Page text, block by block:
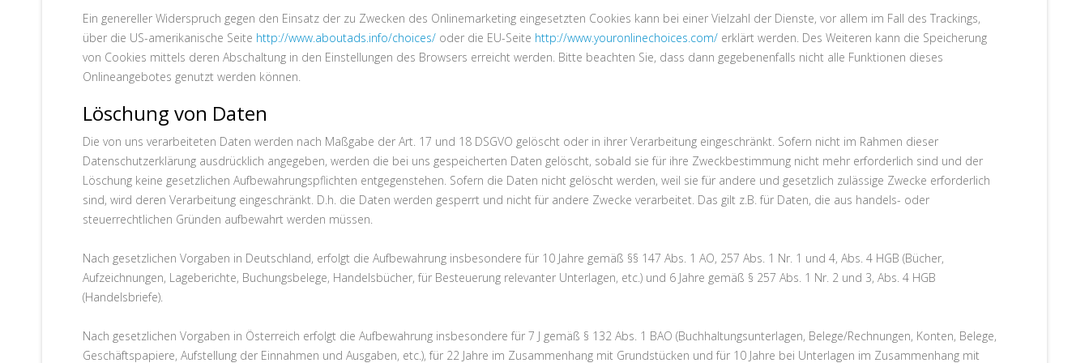
Ein genereller Widerspruch gegen den Einsatz der zu Zwecken des Onlinemarketing eingesetzten Cookies kann bei einer Vielzahl der Dienste, vor allem im Fall des Trackings,
über die US-amerikanische Seite http://www.aboutads.info/choices/ oder die EU-Seite http://www.youronlinechoices.com/ erklärt werden. Des Weiteren kann die Speicherung
von Cookies mittels deren Abschaltung in den Einstellungen des Browsers erreicht werden. Bitte beachten Sie, dass dann gegebenenfalls nicht alle Funktionen dieses
Onlineangebotes genutzt werden können.
Löschung von Daten
Die von uns verarbeiteten Daten werden nach Maßgabe der Art. 17 und 18 DSGVO gelöscht oder in ihrer Verarbeitung eingeschränkt. Sofern nicht im Rahmen dieser
Datenschutzerklärung ausdrücklich angegeben, werden die bei uns gespeicherten Daten gelöscht, sobald sie für ihre Zweckbestimmung nicht mehr erforderlich sind und der
Löschung keine gesetzlichen Aufbewahrungspflichten entgegenstehen. Sofern die Daten nicht gelöscht werden, weil sie für andere und gesetzlich zulässige Zwecke erforderlich
sind, wird deren Verarbeitung eingeschränkt. D.h. die Daten werden gesperrt und nicht für andere Zwecke verarbeitet. Das gilt z.B. für Daten, die aus handels- oder
steuerrechtlichen Gründen aufbewahrt werden müssen.
Nach gesetzlichen Vorgaben in Deutschland, erfolgt die Aufbewahrung insbesondere für 10 Jahre gemäß §§ 147 Abs. 1 AO, 257 Abs. 1 Nr. 1 und 4, Abs. 4 HGB (Bücher,
Aufzeichnungen, Lageberichte, Buchungsbelege, Handelsbücher, für Besteuerung relevanter Unterlagen, etc.) und 6 Jahre gemäß § 257 Abs. 1 Nr. 2 und 3, Abs. 4 HGB
(Handelsbriefe).
Nach gesetzlichen Vorgaben in Österreich erfolgt die Aufbewahrung insbesondere für 7 J gemäß § 132 Abs. 1 BAO (Buchhaltungsunterlagen, Belege/Rechnungen, Konten, Belege,
Geschäftspapiere, Aufstellung der Einnahmen und Ausgaben, etc.), für 22 Jahre im Zusammenhang mit Grundstücken und für 10 Jahre bei Unterlagen im Zusammenhang mit